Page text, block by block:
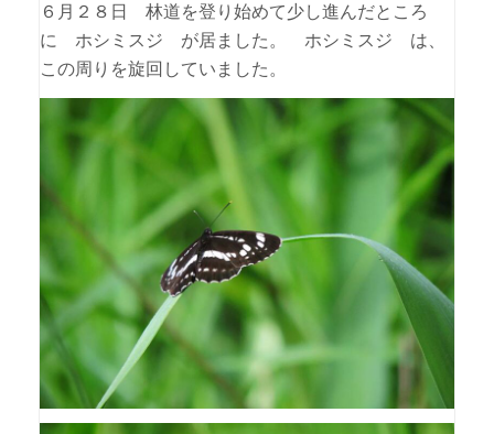
６月２８日 林道を登り始めて少し進んだところ
に ホシミスジ が居ました。 ホシミスジ は、
この周りを旋回していました。